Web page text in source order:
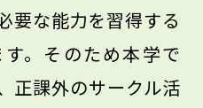
要な能力を習得する
。そのため本学で
正課外のサークル活